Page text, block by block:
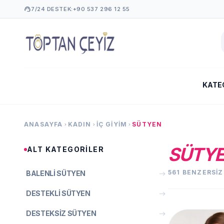
support_agent7/24 DESTEK:+90 537 296 12 55
ANASAYFA chevron_right KADIN chevron_right İÇ GIYIM chevron_right SÜTYEN
ALT KATEGORILER
BALENLI SÜTYEN east
DESTEKLI SÜTYEN east
DESTEKSIZ SÜTYEN east
561